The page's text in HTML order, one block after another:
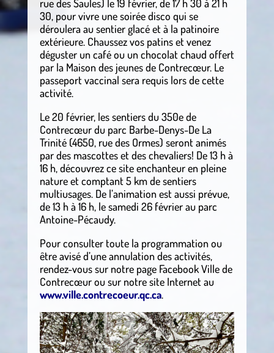
rue des Saules) le 19 février, de 17 h 30 à 21 h
30, pour vivre une soirée disco qui se
déroulera au sentier glacé et à la patinoire
extérieure. Chaussez vos patins et venez
déguster un café ou un chocolat chaud offert
par la Maison des jeunes de Contrecœur. Le
passeport vaccinal sera requis lors de cette
activité.
Le 20 février, les sentiers du 350e de
Contrecœur du parc Barbe-Denys-De La
Trinité (4650, rue des Ormes) seront animés
par des mascottes et des chevaliers! De 13 h à
16 h, découvrez ce site enchanteur en pleine
nature et comptant 5 km de sentiers
multiusages. De l’animation est aussi prévue,
de 13 h à 16 h, le samedi 26 février au parc
Antoine-Pécaudy.
Pour consulter toute la programmation ou
être avisé d’une annulation des activités,
rendez-vous sur notre page Facebook Ville de
Contrecœur ou sur notre site Internet au
www.ville.contrecoeur.qc.ca.